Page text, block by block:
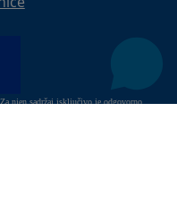
njen sadržaj isključivo je odgovorno